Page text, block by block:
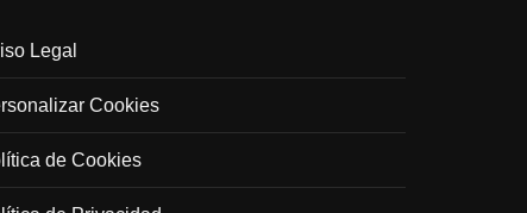
Legal
Cookies
de Cookies